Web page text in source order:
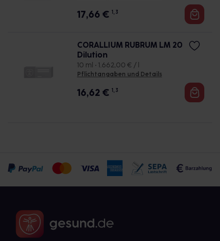
17,66 € 1, 3
CORALLIUM RUBRUM LM 20
Dilution
10 ml • 1.662,00 € / l
Pflichtangaben und Details
16,62 € 1, 3